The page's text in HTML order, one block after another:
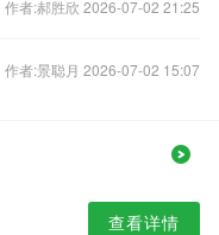
作者:郝胜欣 2026-07-02 21:25
作者:景聪月 2026-07-02 15:07
查看详情